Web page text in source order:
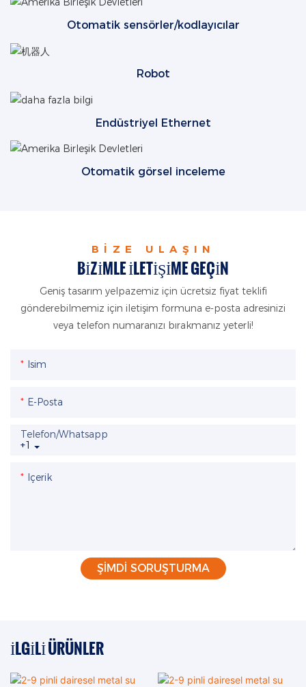
Otomatik sensörler/kodlayıcılar
Robot
Endüstriyel Ethernet
Otomatik görsel inceleme
BIZE ULAŞIN
BIZIMLE ILETIŞIME GEÇIN
Geniş tasarım yelpazemiz için ücretsiz fiyat teklifi
gönderebilmemiz için iletişim formuna e-posta adresinizi
veya telefon numaranızı bırakmanız yeterli!
Isim
E-Posta
+1
Telefon/whatsapp
Içerik
ŞIMDI SORUŞTURMA
İLGILI ÜRÜNLER